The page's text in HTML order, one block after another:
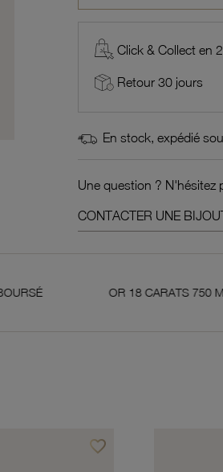
Click & Collect en
Retour 30 jours
En stock, expédié
Une question ? N'hésitez
CONTACTER UNE
OR 18 CARATS 750 MILLIÈMES
favorite_borderAjouter à vos favoris